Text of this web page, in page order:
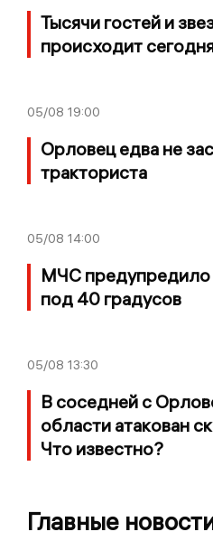
Тысячи гостей и
происходит
05/08 19:00
Орловец едва не
тракториста
05/08 14:00
МЧС предупредило
под 40 градусов
05/08 13:30
В соседней с
области атакован
Что известно?
Главные